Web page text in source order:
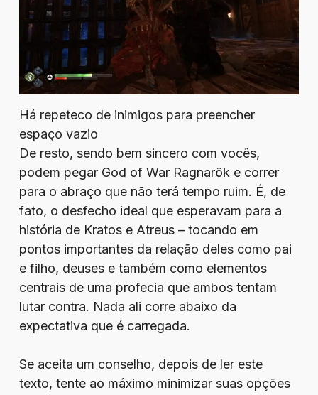
Há repeteco de inimigos para preencher
espaço vazio
De resto, sendo bem sincero com vocês,
podem pegar God of War Ragnarök e correr
para o abraço que não terá tempo ruim. É, de
fato, o desfecho ideal que esperavam para a
história de Kratos e Atreus – tocando em
pontos importantes da relação deles como pai
e filho, deuses e também como elementos
centrais de uma profecia que ambos tentam
lutar contra. Nada ali corre abaixo da
expectativa que é carregada.
Se aceita um conselho, depois de ler este
texto, tente ao máximo minimizar suas opções